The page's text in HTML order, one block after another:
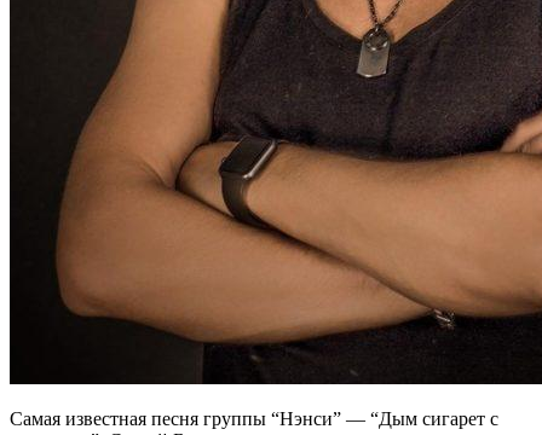
Самая известная песня группы “Нэнси” — “Дым сигарет с